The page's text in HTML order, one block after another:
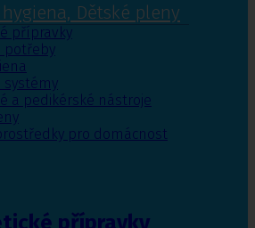
Dětské pleny
přípravky
potřeby
systémy
a pedikérské nástroje
pro domácnost
přípravky